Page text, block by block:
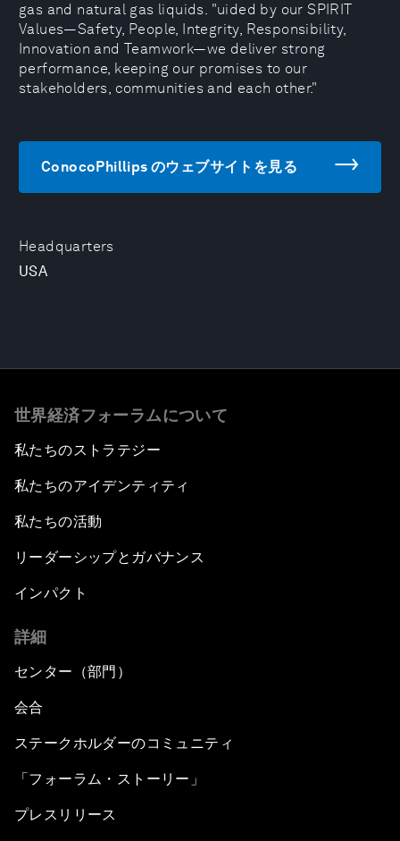
Headquarters
USA
gas and natural gas liquids. "uided by our SPIRIT
Values—Safety, People, Integrity, Responsibility,
Innovation and Teamwork—we deliver strong
performance, keeping our promises to our
stakeholders, communities and each other."
ConocoPhillips のウェブサイトを見る
世界経済フォーラムについて
私たちのストラテジー
私たちのアイデンティティ
私たちの活動
リーダーシップとガバナンス
インパクト
詳細
センター（部門）
会合
ステークホルダーのコミュニティ
「フォーラム・ストーリー」
プレスリリース